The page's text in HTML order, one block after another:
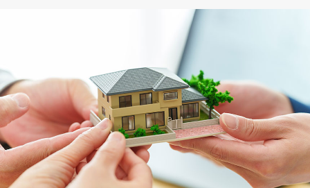
運営会社
利用規約について
掲載受付窓口はこちら